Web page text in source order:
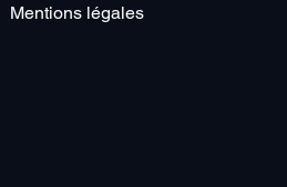
Mentions légales